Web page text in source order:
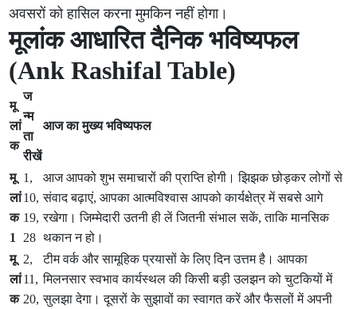
अवसरों को हासिल करना मुमकिन नहीं होगा।
मूलांक आधारित दैनिक भविष्यफल
(Ank Rashifal Table)
मू
लां
क
ज
न्म
ता
रीखें
आज का मुख्य भविष्यफल
मू
लां
क
1
1,
10,
19,
28
आज आपको शुभ समाचारों की प्राप्ति होगी। झिझक छोड़कर लोगों से
संवाद बढ़ाएं, आपका आत्मविश्वास आपको कार्यक्षेत्र में सबसे आगे
रखेगा। जिम्मेदारी उतनी ही लें जितनी संभाल सकें, ताकि मानसिक
थकान न हो।
मू
लां
क
2,
11,
20,
टीम वर्क और सामूहिक प्रयासों के लिए दिन उत्तम है। आपका
मिलनसार स्वभाव कार्यस्थल की किसी बड़ी उलझन को चुटकियों में
सुलझा देगा। दूसरों के सुझावों का स्वागत करें और फैसलों में अपनी